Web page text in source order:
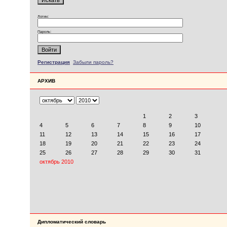
Логин:
Пароль:
Регистрация Забыли пароль?
АРХИВ
Дипломатический словарь